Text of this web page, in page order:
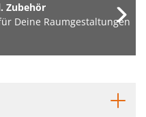
Zubehör
Deine Raumgestaltungen